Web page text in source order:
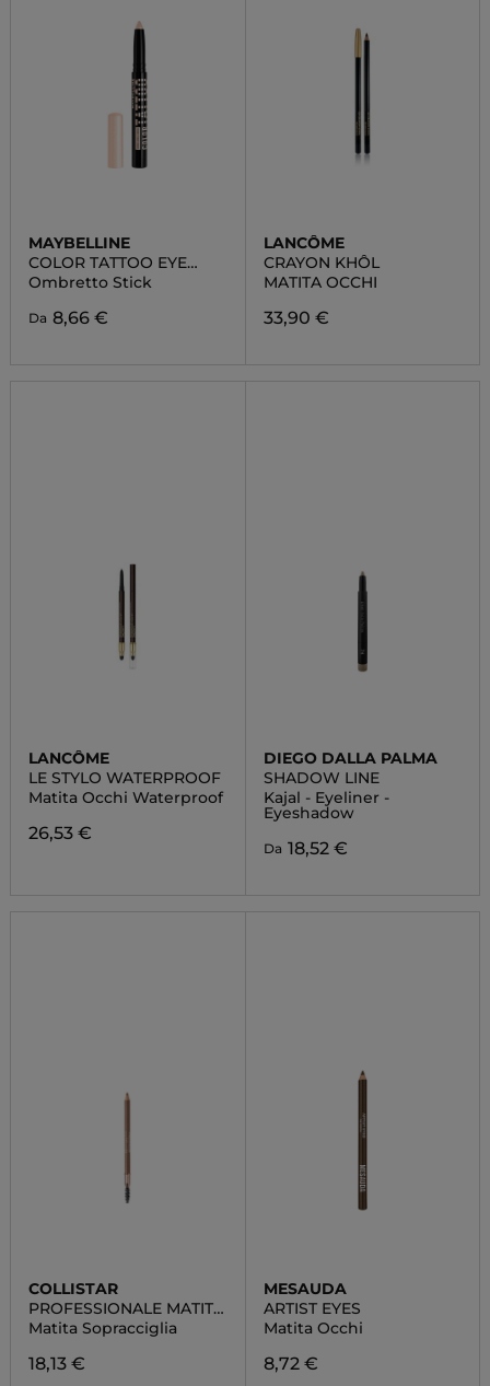
MAYBELLINE
COLOR TATTOO EYE
STICK
Ombretto Stick
Da 8,66 €
LANCÔME
CRAYON KHÔL
MATITA OCCHI
33,90 €
LANCÔME
LE STYLO WATERPROOF
Matita Occhi Waterproof
26,53 €
DIEGO DALLA PALMA
SHADOW LINE
Kajal - Eyeliner -
Eyeshadow
Da 18,52 €
COLLISTAR
PROFESSIONALE MATITA
SOPRACCIGLIA
Matita Sopracciglia
18,13 €
MESAUDA
ARTIST EYES
Matita Occhi
8,72 €